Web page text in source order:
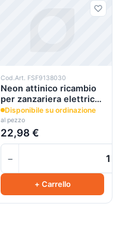
Cod.Art. FSF9138030
Neon attinico ricambio
per zanzariera elettrica
appendibile zap12
Disponibile su ordinazione
al pezzo
22,98 €
−
+ Carrello